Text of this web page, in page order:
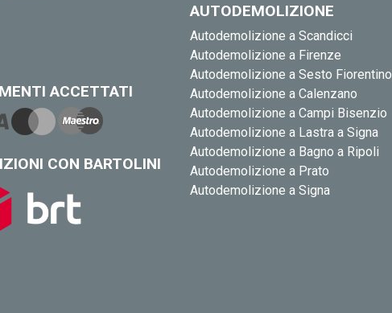
ACCETTATI
CON BARTOLINI
AUTODEMOLIZIONE
Autodemolizione a Scandicci
Autodemolizione a Firenze
Autodemolizione a Sesto Fiorentino
Autodemolizione a Calenzano
Autodemolizione a Campi Bisenzio
Autodemolizione a Lastra a Signa
Autodemolizione a Bagno a Ripoli
Autodemolizione a Prato
Autodemolizione a Signa